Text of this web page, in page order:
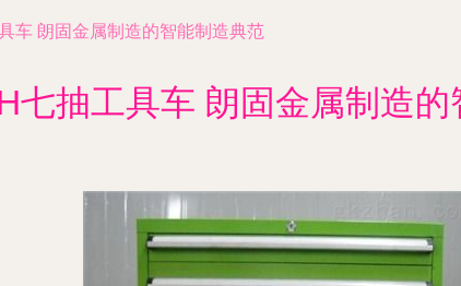
车 朗固金属制造的智能制造典范
七抽工具车 朗固金属制造